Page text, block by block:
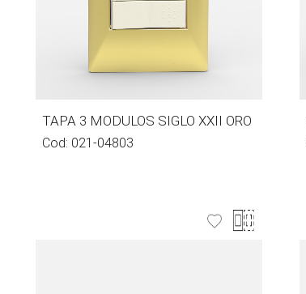
TAPA 3 MODULOS SIGLO XXII ORO
Cod: 021-04803